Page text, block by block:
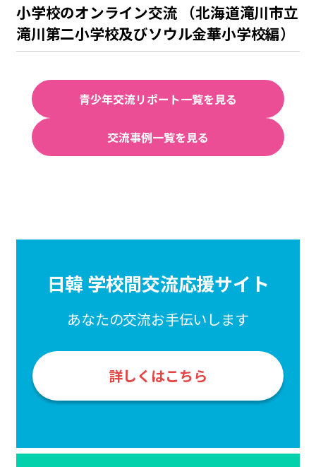
小学校のオンライン交流 （北海道滝川市立
滝川第二小学校及びソウル金華小学校編）
青少年交流リポート一覧を見る
交流事例一覧を見る
日韓 学校間交流応援サイト
あなたの交流お手伝いします
詳しくはこちら